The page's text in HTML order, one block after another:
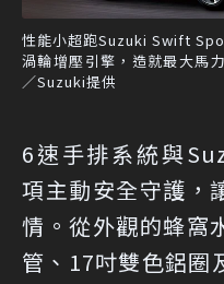
性能小超跑Suzuki Swift
渦輪增壓引擎，造就最大馬
／Suzuki提供
6速手排系統與
項主動安全守護，
情。從外觀的蜂窩
管、17吋雙色鋁圈